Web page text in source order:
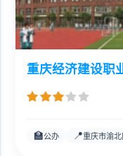
重庆经济建设职
🏫公办 📍重庆市渝